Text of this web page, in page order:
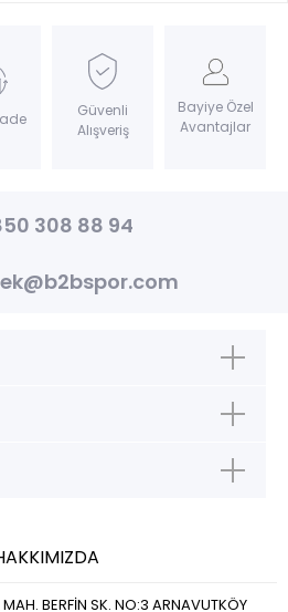
Güvenli
Alışveriş
Bayiye Özel
Avantajlar
308 88 94
BERFİN SK. NO:3 ARNAVUTKÖY